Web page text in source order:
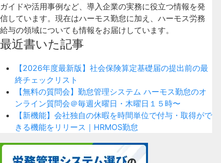
ガイドや活用事例など、導入企業の実務に役立つ情報を発
信しています。現在はハーモス勤怠に加え、ハーモス労務
給与の領域についても情報をお届けしています。
最近書いた記事
【2026年度最新版】社会保険算定基礎届の提出前の最
終チェックリスト
【無料の質問会】勤怠管理システム ハーモス勤怠のオ
ンライン質問会＠毎週火曜日・木曜日１５時〜
【新機能】会社独自の休暇を時間単位で付与・取得がで
きる機能をリリース｜HRMOS勤怠